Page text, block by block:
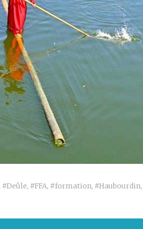
#Deûle, #FFA, #formation, #Haubourdin,